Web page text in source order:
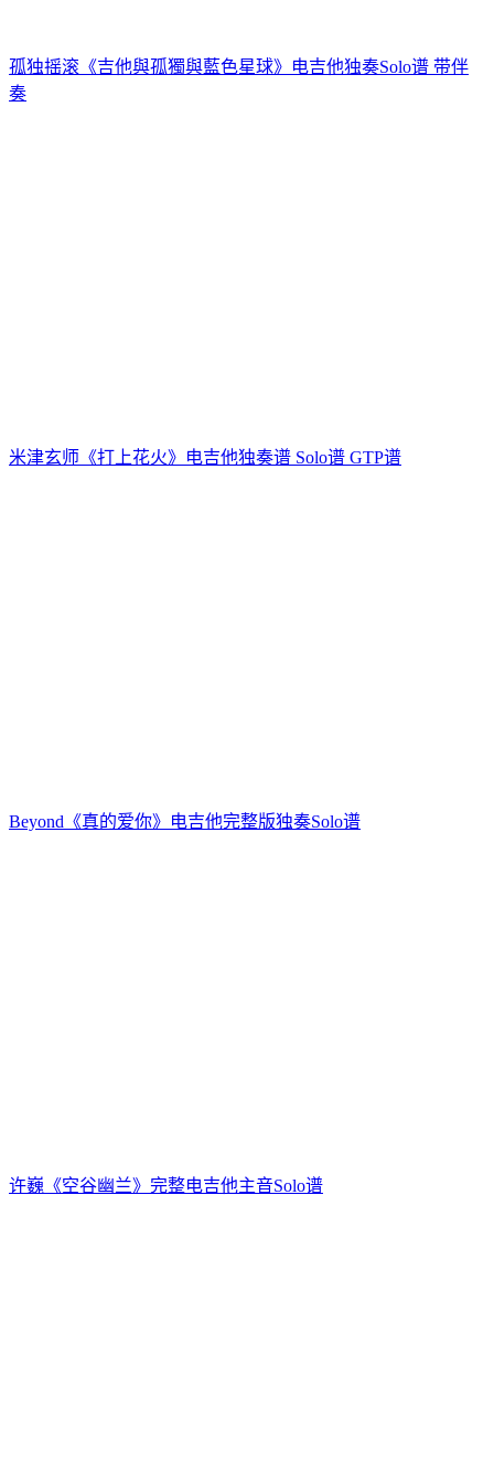
孤独摇滚《吉他與孤獨與藍色星球》电吉他独奏Solo谱 带伴
奏
米津玄师《打上花火》电吉他独奏谱 Solo谱 GTP谱
Beyond《真的爱你》电吉他完整版独奏Solo谱
许巍《空谷幽兰》完整电吉他主音Solo谱